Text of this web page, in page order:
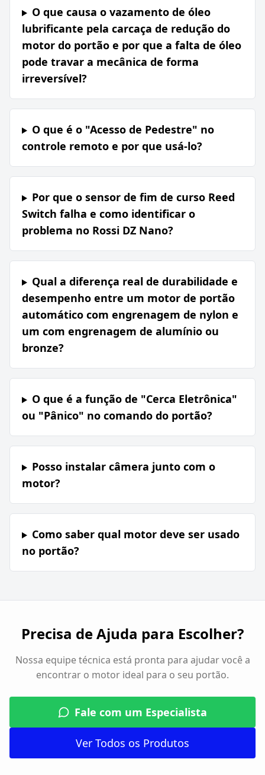
O que causa o vazamento de óleo
lubrificante pela carcaça de redução do
motor do portão e por que a falta de óleo
pode travar a mecânica de forma
irreversível?
O que é o "Acesso de Pedestre" no
controle remoto e por que usá-lo?
Por que o sensor de fim de curso Reed
Switch falha e como identificar o
problema no Rossi DZ Nano?
Qual a diferença real de durabilidade e
desempenho entre um motor de portão
automático com engrenagem de nylon e
um com engrenagem de alumínio ou
bronze?
O que é a função de "Cerca Eletrônica"
ou "Pânico" no comando do portão?
Posso instalar câmera junto com o
motor?
Como saber qual motor deve ser usado
no portão?
Precisa de Ajuda para Escolher?
Nossa equipe técnica está pronta para ajudar você a
encontrar o motor ideal para o seu portão.
Fale com um Especialista
Ver Todos os Produtos